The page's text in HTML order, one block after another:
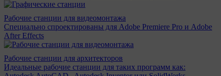
Рабочие станции для видеомонтажа
Специально спроектированы для Adobe Premiere Pro и Adobe
After Effects
Рабочие станции для архитекторов
Идеальные рабочие станции для таких программ как: